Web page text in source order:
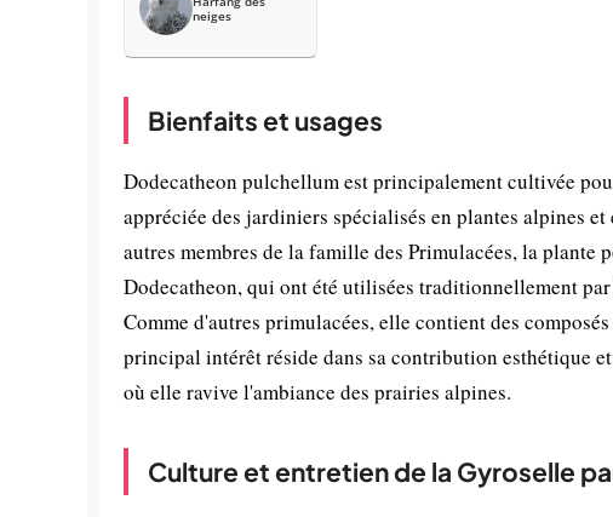
neiges
Bienfaits et usages
Dodecatheon pulchellum est principalement cultivée
appréciée des jardiniers spécialisés en plantes alpines
autres membres de la famille des Primulacées, la plante
Dodecatheon, qui ont été utilisées traditionnellement
Comme d'autres primulacées, elle contient des
principal intérêt réside dans sa contribution esthétique
où elle ravive l'ambiance des prairies alpines.
Culture et entretien de la Gyroselle